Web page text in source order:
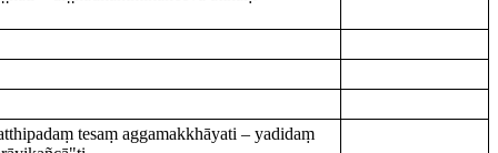
tesaṃ aggamakkhāyati – yadidaṃ